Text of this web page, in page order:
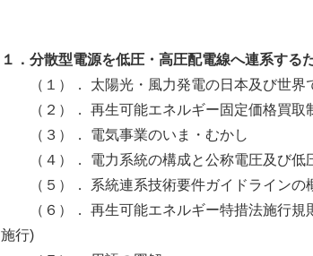
１．分散型電源を低圧・高圧配電線へ連系する
（１）． 太陽光・風力発電の日本及び世界
（２）． 再生可能エネルギー固定価格買取
（３）． 電気事業のいま・むかし
（４）． 電力系統の構成と公称電圧及び低
（５）． 系統連系技術要件ガイドラインの
（６）． 再生可能エネルギー特措法施行規
施行)